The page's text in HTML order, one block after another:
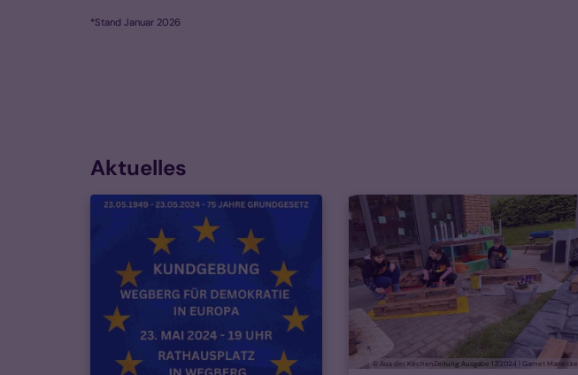
*Stand Januar 2026
Aktuelles
© Aus der KirchenZeitung, Ausgabe 17/2024 | Garnet Manecke